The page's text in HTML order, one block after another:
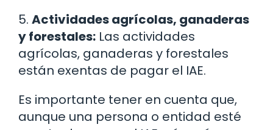
5. Actividades agrícolas, ganaderas
y forestales: Las actividades
agrícolas, ganaderas y forestales
están exentas de pagar el IAE.
Es importante tener en cuenta que,
aunque una persona o entidad esté